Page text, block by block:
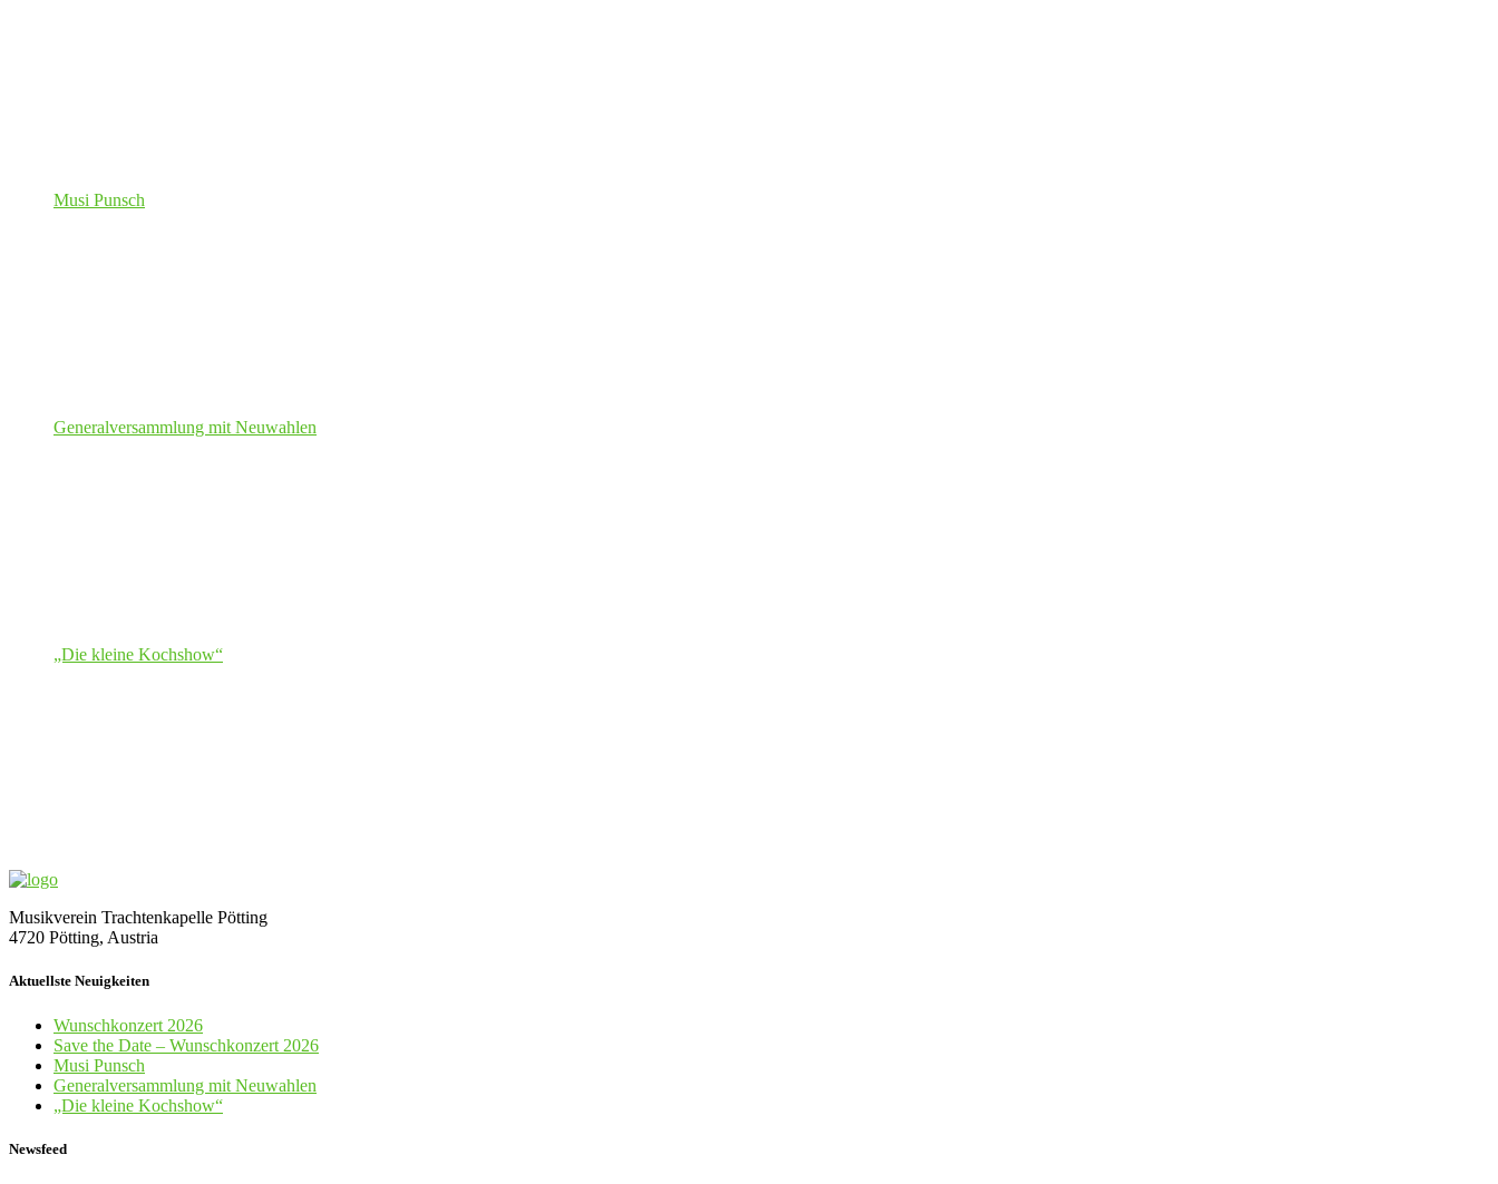
Musi Punsch
Generalversammlung mit Neuwahlen
„Die kleine Kochshow“
Musikverein Trachtenkapelle Pötting
4720 Pötting, Austria
Aktuellste Neuigkeiten
Wunschkonzert 2026
Save the Date – Wunschkonzert 2026
Musi Punsch
Generalversammlung mit Neuwahlen
„Die kleine Kochshow“
Newsfeed